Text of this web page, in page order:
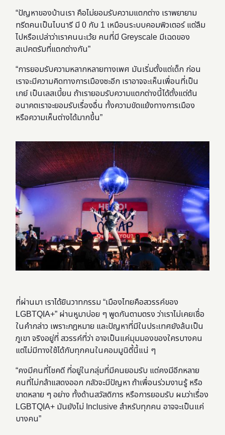
“ปัญหาของบ้านเรา คือไม่ยอมรับความแตกต่าง เราพยายาม
ทรีตคนเป็นไบนารี มี 0 กับ 1 เหมือนระบบคอมพิวเตอร์ แต่ลืม
ไปหรือเปล่าว่าเราคนนะเว้ย คนที่มี Greyscale มีเฉดของ
สเปคตรัมที่แตกต่างกัน”
“การยอมรับความหลากหลายทางเพศ มันเริ่มตั้งแต่เด็ก ก่อน
เราจะมีความคิดทางการเมืองซะอีก เราอาจจะเห็นเพื่อนที่เป็น
เกย์ เป็นเลสเบี้ยน ถ้าเรายอมรับความแตกต่างนี้ได้ตั้งแต่ต้น
อนาคตเราจะยอมรับเรื่องอื่น ทั้งความขัดแย้งทางการเมือง
หรือความเห็นต่างได้มากขึ้น”
ที่ผ่านมา เราได้ยินวาทกรรม “เมืองไทยคือสวรรค์ของ
LGBTQIA+” ผ่านหูมาบ่อย ๆ พูดกันตามตรง ว่าเราไม่เคยเชื่อ
ในคำกล่าว เพราะกฎหมาย และปัญหาที่มีในประเทศยังล้นเป็น
ภูเขา จริงอยู่ที่ สวรรค์ที่ว่า อาจเป็นแค่มุมมองของใครบางคน
แต่ไม่มีทางใช้ได้กับทุกคนในคอมมูนิตี้นี้แน่ ๆ
“คงมีคนที่โชคดี ที่อยู่ในกลุ่มที่มีคนยอมรับ แต่คงมีอีกหลาย
คนที่ไม่กล้าแสดงออก กลัวจะมีปัญหา ถ้าเพื่อนร่วมงานรู้ หรือ
ขาดหลาย ๆ อย่าง ทั้งด้านสวัสดิการ หรือการยอมรับ ผมว่าเรื่อง
LGBTQIA+ มันยังไม่ Inclusive สำหรับทุกคน อาจจะเป็นแค่
บางคน”